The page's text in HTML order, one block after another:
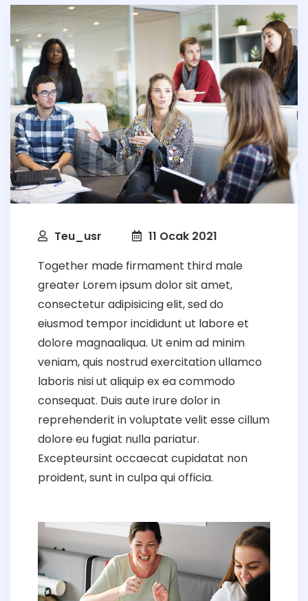
Teu_usr
11 Ocak 2021
Together made firmament third male
greater Lorem ipsum dolor sit amet,
consectetur adipisicing elit, sed do
eiusmod tempor incididunt ut labore et
dolore magnaaliqua. Ut enim ad minim
veniam, quis nostrud exercitation ullamco
laboris nisi ut aliquip ex ea commodo
consequat. Duis aute irure dolor in
reprehenderit in voluptate velit esse cillum
dolore eu fugiat nulla pariatur.
Excepteursint occaecat cupidatat non
proident, sunt in culpa qui officia.